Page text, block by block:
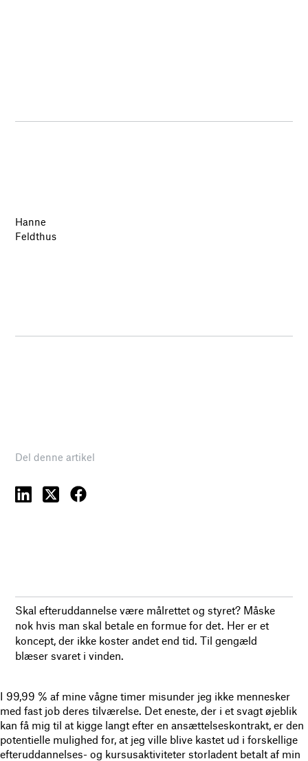
Hanne
Feldthus
Del denne artikel
Skal efteruddannelse være målrettet og styret? Måske
nok hvis man skal betale en formue for det. Her er et
koncept, der ikke koster andet end tid. Til gengæld
blæser svaret i vinden.
I 99,99 % af mine vågne timer misunder jeg ikke mennesker
med fast job deres tilværelse. Det eneste, der i et svagt øjeblik
kan få mig til at kigge langt efter en ansættelseskontrakt, er den
potentielle mulighed for, at jeg ville blive kastet ud i forskellige
efteruddannelses- og kursusaktiviteter storladent betalt af min